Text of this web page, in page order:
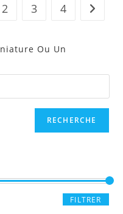
2 3 4
Ou Un
RECHERCHE
FILTRER